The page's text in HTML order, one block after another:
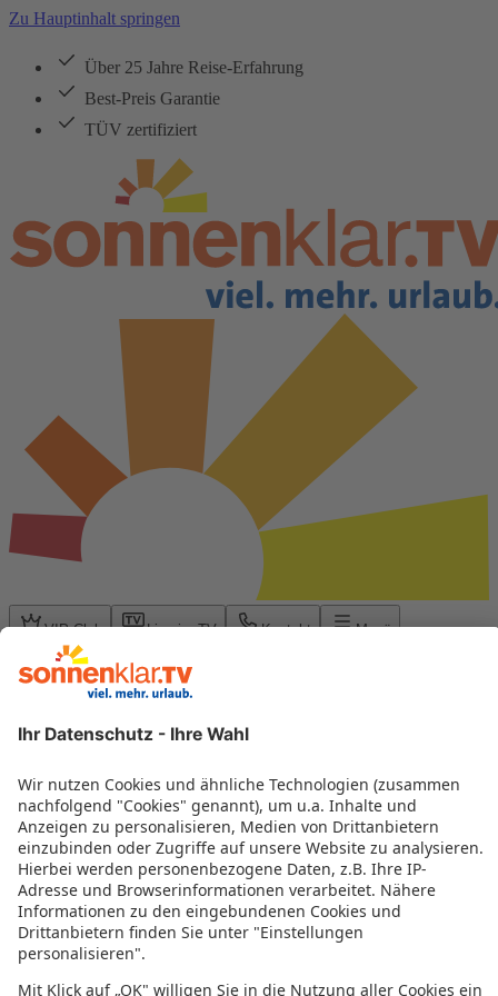
Zu Hauptinhalt springen
Über 25 Jahre Reise-Erfahrung
Best-Preis Garantie
TÜV zertifiziert
VIP Club Live im TV Kontakt Menü
Kontaktformular für Ihr
Feedback nach der Reise
Hinweis:Mit*gekennzeichnete Felder sind Pflichtfelder.
Ihre Reise ist bereits abgeschlossen und Sie hatten
Unannehmlichkeiten während Ihrer bei sonnenklar.TV gebuchten
Reise? Das tut uns leid. Nutzen Sie bitte unser Feedbackformular.
Wir kümmern uns um Ihr Anliegen.
Buchungs- oder TOMA Nummer:*
Reiseleitung vor Ort kontaktiert?* Bitte wählen
Ihr Feedback*